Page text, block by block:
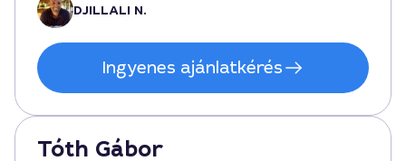
DJILLALI N.
Ingyenes ajánlatkérés
Tóth Gábor